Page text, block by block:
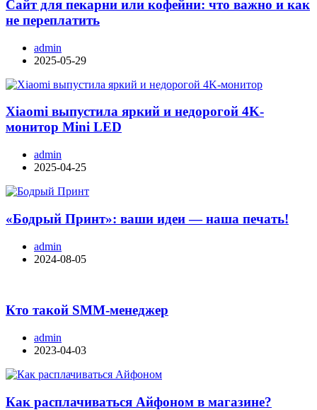
Сайт для пекарни или кофейни: что важно и как
не переплатить
admin
2025-05-29
Xiaomi выпустила яркий и недорогой 4K-
монитор Mini LED
admin
2025-04-25
«Бодрый Принт»: ваши идеи — наша печать!
admin
2024-08-05
Кто такой SMM-менеджер
admin
2023-04-03
Как расплачиваться Айфоном в магазине?